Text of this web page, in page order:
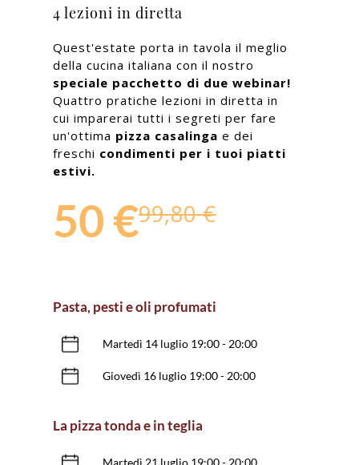
4 lezioni in diretta
Quest'estate porta in tavola il meglio
della cucina italiana con il nostro
speciale pacchetto di due webinar!
Quattro pratiche lezioni in diretta in
cui imparerai tutti i segreti per fare
un'ottima pizza casalinga e dei
freschi condimenti per i tuoi piatti
estivi.
50 €99,80 €
Pasta, pesti e oli profumati
Martedì 14 luglio 19:00 - 20:00
Giovedì 16 luglio 19:00 - 20:00
La pizza tonda e in teglia